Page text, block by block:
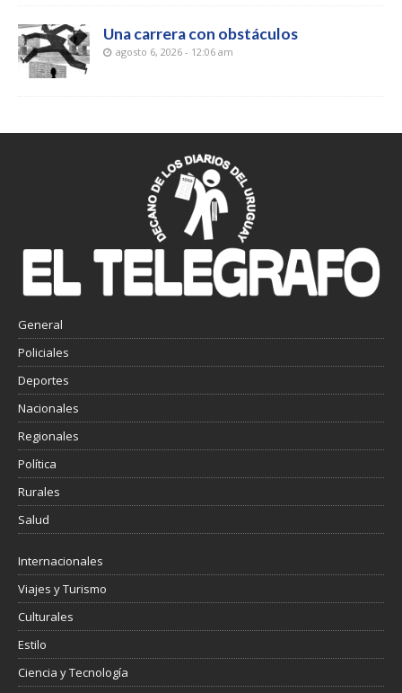
Una carrera con obstáculos
agosto 6, 2026 - 12:06 am
General
Policiales
Deportes
Nacionales
Regionales
Política
Rurales
Salud
Internacionales
Viajes y Turismo
Culturales
Estilo
Ciencia y Tecnología